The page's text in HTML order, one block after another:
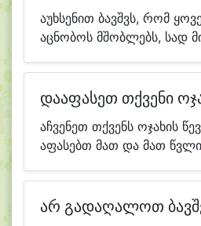
აუხსენით ბავშვს, რომ
აცნობოს მშობლებს, სად
დააფასეთ თქვენი
აჩვენეთ თქვენს ოჯახის
აფასებთ მათ და მათ
არ გადაღალოთ